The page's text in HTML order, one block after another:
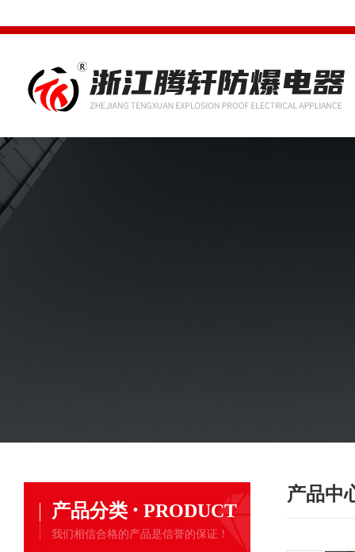
产品分类 · PRODUCT
我们相信合格的产品是信誉的保证！
产品中